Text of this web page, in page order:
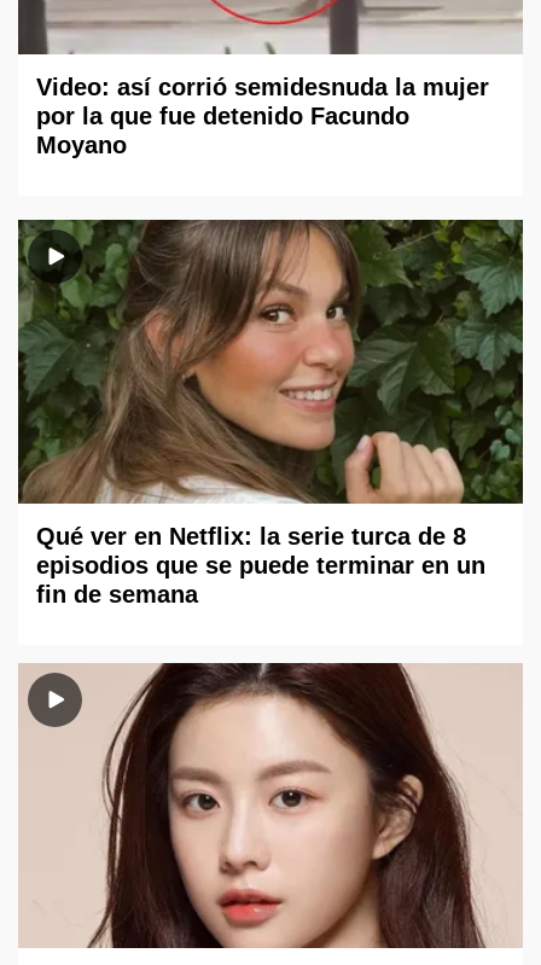
Video: así corrió semidesnuda la mujer
por la que fue detenido Facundo
Moyano
Qué ver en Netflix: la serie turca de 8
episodios que se puede terminar en un
fin de semana